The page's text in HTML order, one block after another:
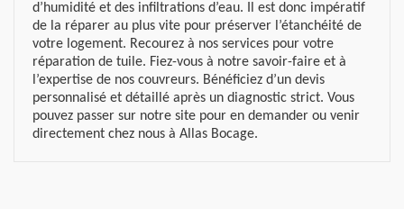
d’humidité et des infiltrations d’eau. Il est donc impératif
de la réparer au plus vite pour préserver l’étanchéité de
votre logement. Recourez à nos services pour votre
réparation de tuile. Fiez-vous à notre savoir-faire et à
l’expertise de nos couvreurs. Bénéficiez d’un devis
personnalisé et détaillé après un diagnostic strict. Vous
pouvez passer sur notre site pour en demander ou venir
directement chez nous à Allas Bocage.